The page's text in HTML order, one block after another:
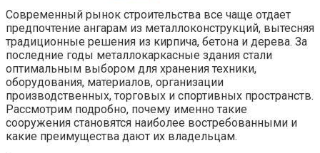
Современный рынок строительства все чаще отдает
предпочтение ангарам из металлоконструкций, вытесняя
традиционные решения из кирпича, бетона и дерева. За
последние годы металлокаркасные здания стали
оптимальным выбором для хранения техники,
оборудования, материалов, организации
производственных, торговых и спортивных пространств.
Рассмотрим подробно, почему именно такие
сооружения становятся наиболее востребованными и
какие преимущества дают их владельцам.